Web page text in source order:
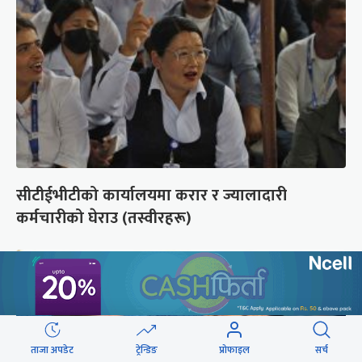
सीटीईभीटीको कार्यालयमा करार र ज्यालादारी
कर्मचारीको घेराउ (तस्वीरहरू)
ताजा अपडेट ट्रेन्डिङ प्रोफाइल सर्च